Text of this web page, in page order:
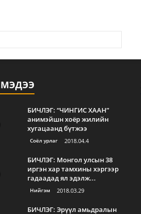
МЭДЭЭ
БИЧЛЭГ: “ЧИНГИС ХААН”
анимэйшн хоёр жилийн
хугацаанд бүтжээ
Соёл урлаг 2018.04.4
БИЧЛЭГ: Монгол улсын 38
иргэн хар тамхины хэргээр
гадаадад ял эдэлж...
Нийгэм 2018.03.29
БИЧЛЭГ: Эрүүл амьдралын